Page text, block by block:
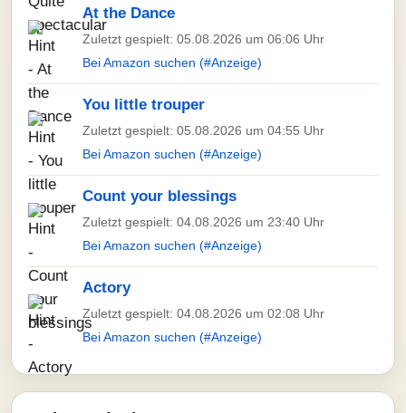
At the Dance
Zuletzt gespielt: 05.08.2026 um 06:06 Uhr
Bei Amazon suchen (#Anzeige)
You little trouper
Zuletzt gespielt: 05.08.2026 um 04:55 Uhr
Bei Amazon suchen (#Anzeige)
Count your blessings
Zuletzt gespielt: 04.08.2026 um 23:40 Uhr
Bei Amazon suchen (#Anzeige)
Actory
Zuletzt gespielt: 04.08.2026 um 02:08 Uhr
Bei Amazon suchen (#Anzeige)